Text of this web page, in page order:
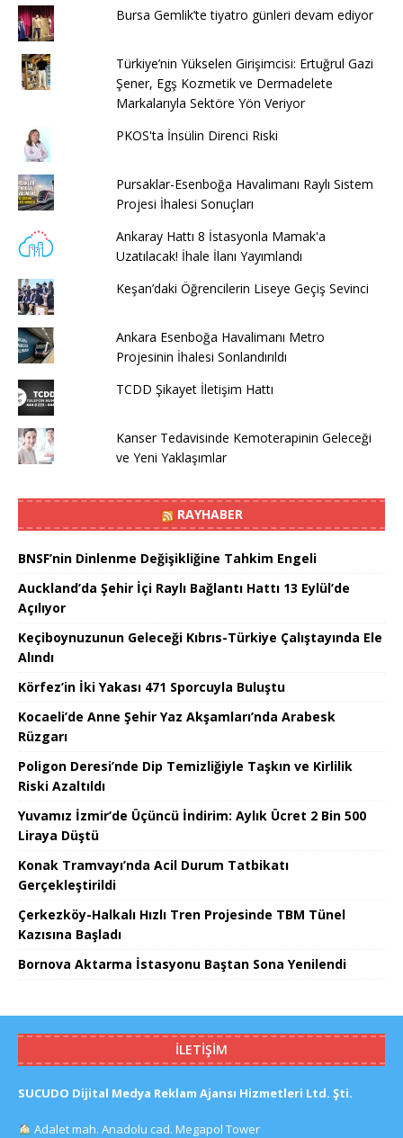
Bursa Gemlik’te tiyatro günleri devam ediyor
Türkiye’nin Yükselen Girişimcisi: Ertuğrul Gazi
Şener, Egş Kozmetik ve Dermadelete
Markalarıyla Sektöre Yön Veriyor
PKOS'ta İnsülin Direnci Riski
Pursaklar-Esenboğa Havalimanı Raylı Sistem
Projesi İhalesi Sonuçları
Ankaray Hattı 8 İstasyonla Mamak'a
Uzatılacak! İhale İlanı Yayımlandı
Keşan’daki Öğrencilerin Liseye Geçiş Sevinci
Ankara Esenboğa Havalimanı Metro
Projesinin İhalesi Sonlandırıldı
TCDD Şikayet İletişim Hattı
Kanser Tedavisinde Kemoterapinin Geleceği
ve Yeni Yaklaşımlar
RAYHABER
BNSF’nin Dinlenme Değişikliğine Tahkim Engeli
Auckland’da Şehir İçi Raylı Bağlantı Hattı 13 Eylül’de
Açılıyor
Keçiboynuzunun Geleceği Kıbrıs-Türkiye Çalıştayında Ele
Alındı
Körfez’in İki Yakası 471 Sporcuyla Buluştu
Kocaeli’de Anne Şehir Yaz Akşamları’nda Arabesk
Rüzgarı
Poligon Deresi’nde Dip Temizliğiyle Taşkın ve Kirlilik
Riski Azaltıldı
Yuvamız İzmir’de Üçüncü İndirim: Aylık Ücret 2 Bin 500
Liraya Düştü
Konak Tramvayı’nda Acil Durum Tatbikatı
Gerçekleştirildi
Çerkezköy-Halkalı Hızlı Tren Projesinde TBM Tünel
Kazısına Başladı
Bornova Aktarma İstasyonu Baştan Sona Yenilendi
İLETIŞIM
SUCUDO Dijital Medya Reklam Ajansı Hizmetleri Ltd. Şti.
Adalet mah. Anadolu cad. Megapol Tower